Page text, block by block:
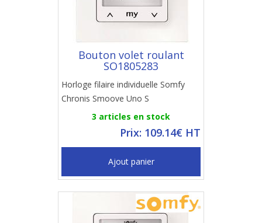
Bouton volet roulant
SO1805283
Horloge filaire individuelle Somfy
Chronis Smoove Uno S
3 articles en stock
Prix: 109.14€ HT
Ajout panier